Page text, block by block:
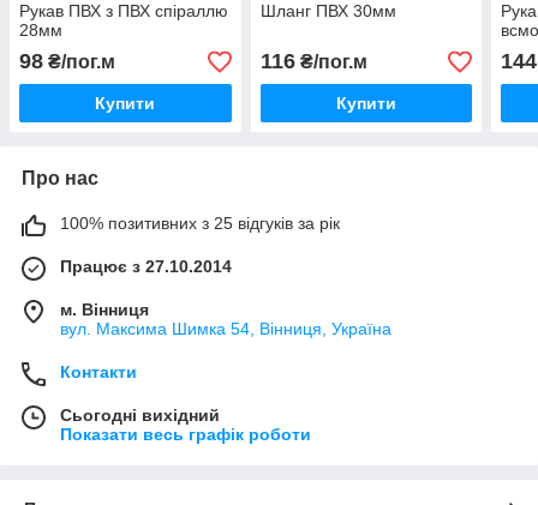
Рукав ПВХ з ПВХ спіраллю
28мм
98 ₴/пог.м
Купити
Шланг ПВХ 30мм
116₴/пог.м
Купити
144
Про нас
100% позитивних з 25 відгуків за рік
Працює з 27.10.2014
м. Вінниця
вул. Максима Шимка 54, Вінниця, Україна
Контакти
Сьогодні вихідний
Показати весь графік роботи